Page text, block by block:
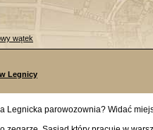
wątek
Legnicy
Legnicka parowozownia? Widać